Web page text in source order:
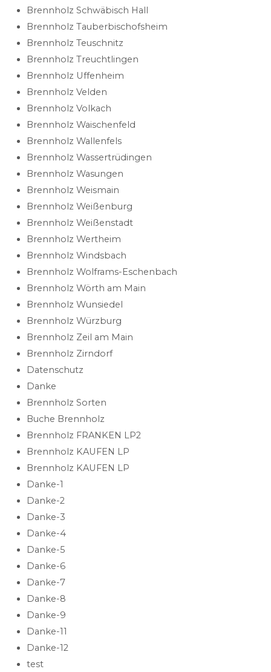
Brennholz Schwäbisch Hall
Brennholz Tauberbischofsheim
Brennholz Teuschnitz
Brennholz Treuchtlingen
Brennholz Uffenheim
Brennholz Velden
Brennholz Volkach
Brennholz Waischenfeld
Brennholz Wallenfels
Brennholz Wassertrüdingen
Brennholz Wasungen
Brennholz Weismain
Brennholz Weißenburg
Brennholz Weißenstadt
Brennholz Wertheim
Brennholz Windsbach
Brennholz Wolframs-Eschenbach
Brennholz Wörth am Main
Brennholz Wunsiedel
Brennholz Würzburg
Brennholz Zeil am Main
Brennholz Zirndorf
Datenschutz
Danke
Brennholz Sorten
Buche Brennholz
Brennholz FRANKEN LP2
Brennholz KAUFEN LP
Brennholz KAUFEN LP
Danke-1
Danke-2
Danke-3
Danke-4
Danke-5
Danke-6
Danke-7
Danke-8
Danke-9
Danke-11
Danke-12
test